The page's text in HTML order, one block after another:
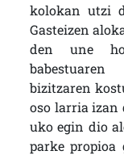
kolokan utzi
Gasteizen
den une
bizitzaren
oso larria izan
uko egin dio
parke propioa